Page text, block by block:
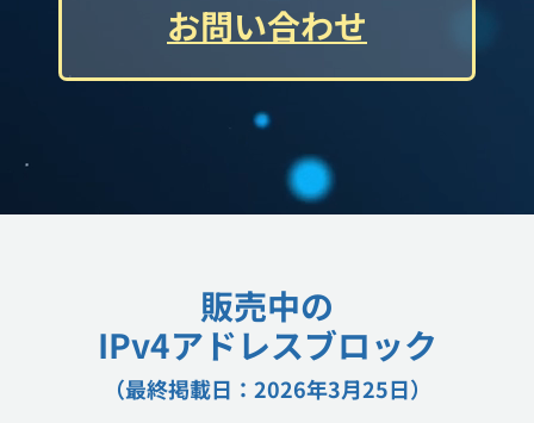
お問い合わせ
販売中の
IPv4アドレスブロック
（最終掲載日：2026年3月25日）